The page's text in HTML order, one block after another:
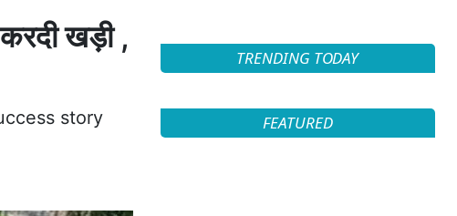
खड़ी ,
story
TRENDING TODAY
FEATURED